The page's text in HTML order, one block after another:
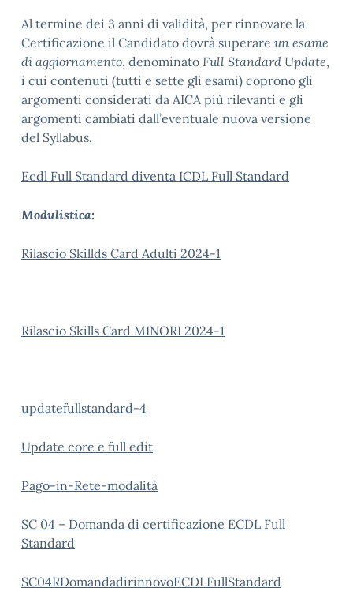
Al termine dei 3 anni di validità, per rinnovare la
Certificazione il Candidato dovrà superare un esame
di aggiornamento, denominato Full Standard Update,
i cui contenuti (tutti e sette gli esami) coprono gli
argomenti considerati da AICA più rilevanti e gli
argomenti cambiati dall’eventuale nuova versione
del Syllabus.
Ecdl Full Standard diventa ICDL Full Standard
Modulistica:
Rilascio Skillds Card Adulti 2024-1
Rilascio Skills Card MINORI 2024-1
updatefullstandard-4
Update core e full edit
Pago-in-Rete-modalità
SC 04 – Domanda di certificazione ECDL Full
Standard
SC04RDomandadirinnovoECDLFullStandard